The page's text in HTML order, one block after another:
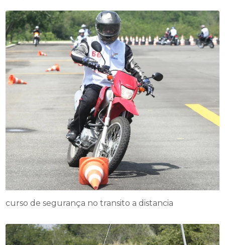
curso de segurança no transito a distancia